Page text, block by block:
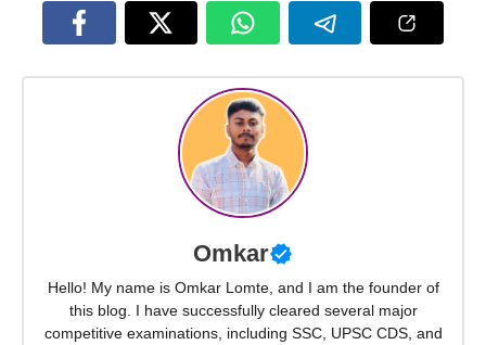
Omkar
Hello! My name is Omkar Lomte, and I am the founder of
this blog. I have successfully cleared several major
competitive examinations, including SSC, UPSC CDS, and